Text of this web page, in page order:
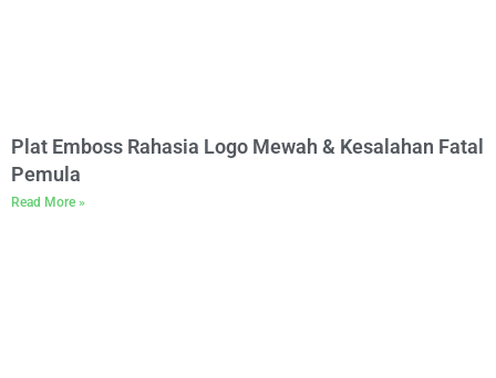
Plat Emboss Rahasia Logo Mewah & Kesalahan Fatal
Pemula
Read More »